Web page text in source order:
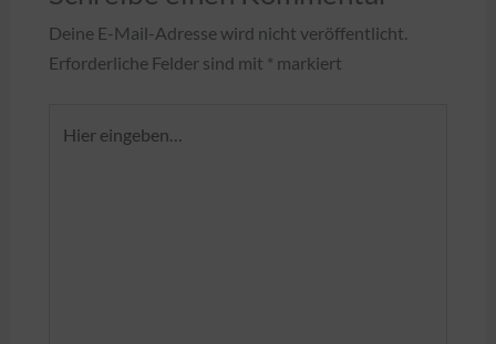
Deine E-Mail-Adresse wird nicht veröffentlicht.
Erforderliche Felder sind mit * markiert
eingeben…